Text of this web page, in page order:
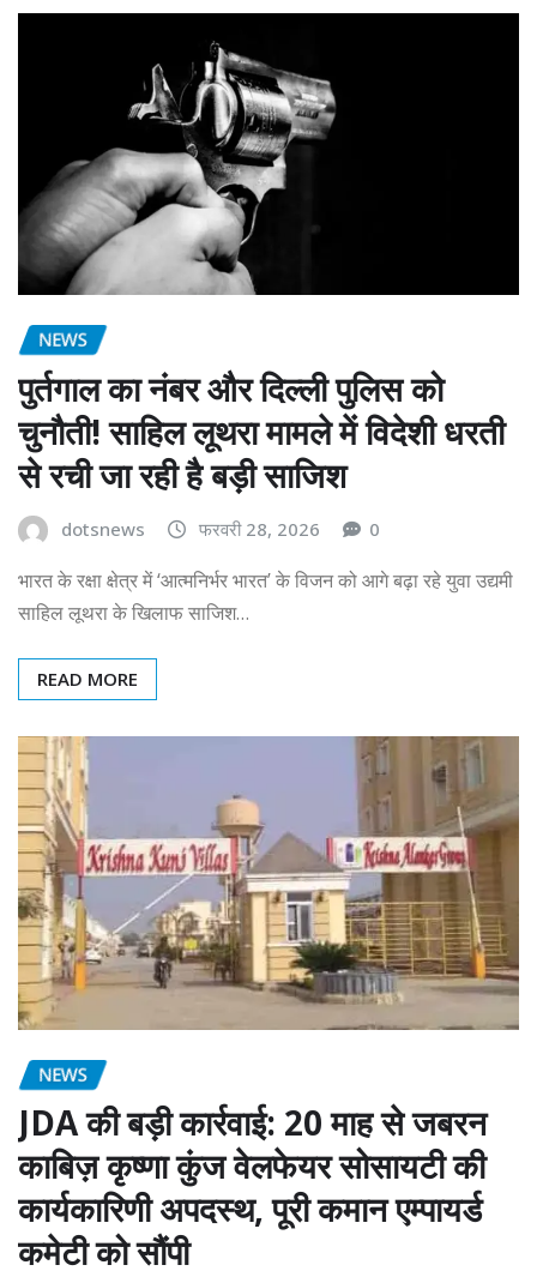
NEWS
पुर्तगाल का नंबर और दिल्ली पुलिस को
चुनौती! साहिल लूथरा मामले में विदेशी धरती
से रची जा रही है बड़ी साजिश
dotsnews फरवरी 28, 2026 0
भारत के रक्षा क्षेत्र में ‘आत्मनिर्भर भारत’ के विजन को आगे बढ़ा रहे युवा उद्यमी
साहिल लूथरा के खिलाफ साजिश…
READ MORE
NEWS
JDA की बड़ी कार्रवाई: 20 माह से जबरन
काबिज़ कृष्णा कुंज वेलफेयर सोसायटी की
कार्यकारिणी अपदस्थ, पूरी कमान एम्पायर्ड
कमेटी को सौंपी